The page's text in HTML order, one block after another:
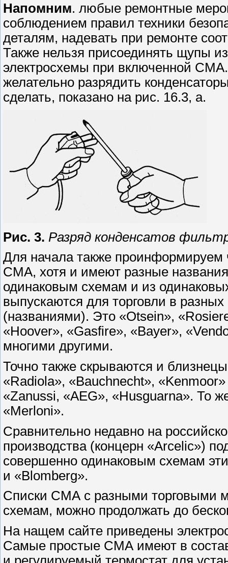
Напомним. любые ремонтные
соблюдением правил техники
деталям, надевать при ремонте
Также нельзя присоединять щупы
электросхемы при включенной
желательно разрядить
сделать, показано на рис. 16.3, а.
Рис. 3. Разряд конденсатов
Для начала также проинформируем
СМА, хотя и имеют разные
одинаковым схемам и из
выпускаются для торговли в
(названиями). Это «Otsein»,
«Hoover», «Gasfire», «Bayer»,
многими другими.
Точно также скрываются и
«Radiola», «Bauchnecht»,
«Zanussi, «AEG», «Husguarna». То
«Merloni».
Сравнительно недавно на
производства (концерн «Arcelic»)
совершенно одинаковым схемам
и «Blomberg».
Списки СМА с разными торговыми
схемам, можно продолжать до
На нащем сайте приведены
Самые простые СМА имеют в